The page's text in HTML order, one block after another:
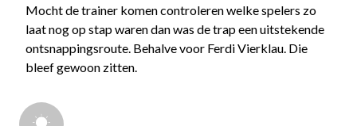
Mocht de trainer komen controleren welke spelers zo
laat nog op stap waren dan was de trap een uitstekende
ontsnappingsroute. Behalve voor Ferdi Vierklau. Die
bleef gewoon zitten.